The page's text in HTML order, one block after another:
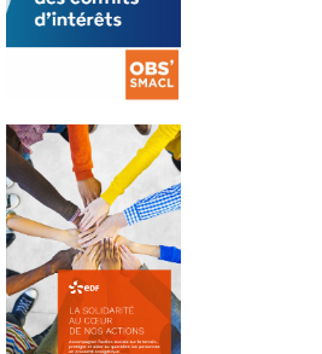
La
prévention
des conflits
d’intérêts
18 septembre 2023
FEUILLETER